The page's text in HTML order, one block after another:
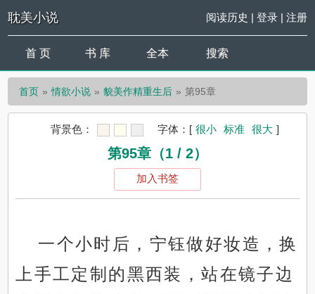
耽美小说 阅读历史 | 登录| 注册
首 页 书 库 全本 搜索
首页 情欲小说 貌美作精重生后 第95章
背景色： 字体： [ 很小 标准 很大 ]
第95章（1 / 2）
加入书签
一个小时后，宁钰做好妆造，换
上手工定制的黑西装，站在镜子边